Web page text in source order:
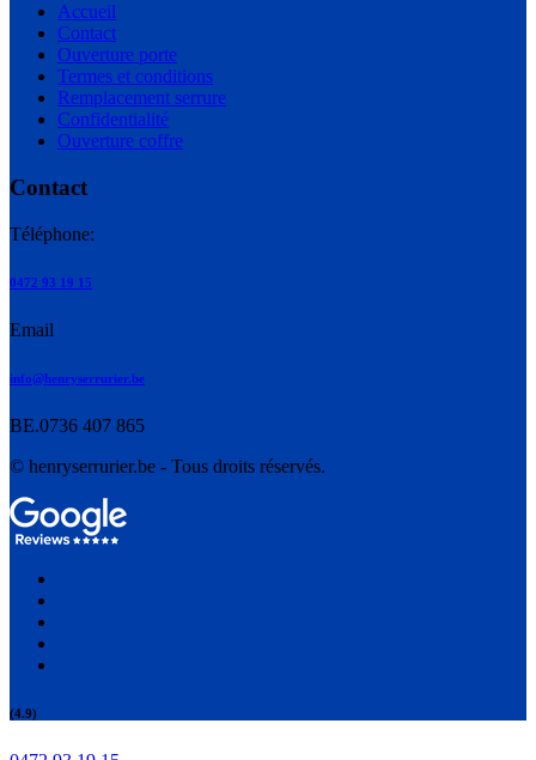
Accueil
Contact
Ouverture porte
Termes et conditions
Remplacement serrure
Confidentialité
Ouverture coffre
Contact
Téléphone:
0472 93 19 15
Email
info@henryserrurier.be
BE.0736 407 865
© henryserrurier.be - Tous droits réservés.
(4.9)